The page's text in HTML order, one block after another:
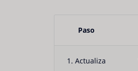
Paso
1. Actualiza